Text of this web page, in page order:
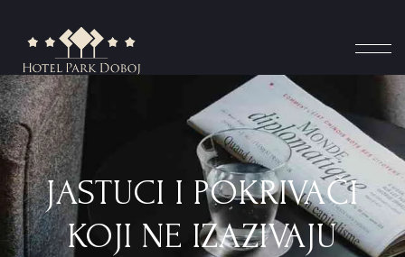
JASTUCI I POKRIVAČI
KOJI NE IZAZIVAJU